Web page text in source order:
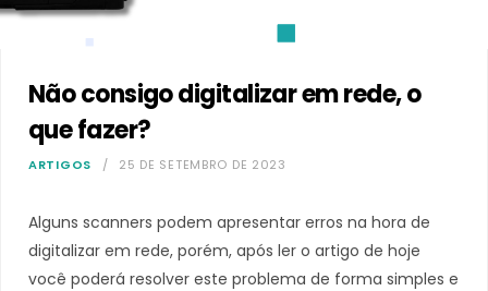
Não consigo digitalizar em rede, o
que fazer?
ARTIGOS 25 DE SETEMBRO DE 2023
Alguns scanners podem apresentar erros na hora de
digitalizar em rede, porém, após ler o artigo de hoje
você poderá resolver este problema de forma simples e